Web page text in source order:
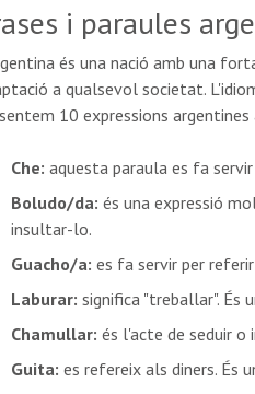
i paraules
és una nació amb una
a qualsevol societat.
10 expressions
Che: aquesta paraula es fa
Boludo/da: és una expressió
insultar-lo.
Guacho/a: es fa servir per
Laburar: significa "treballar".
Chamullar: és l'acte de seduir o
Guita: es refereix als diners. És